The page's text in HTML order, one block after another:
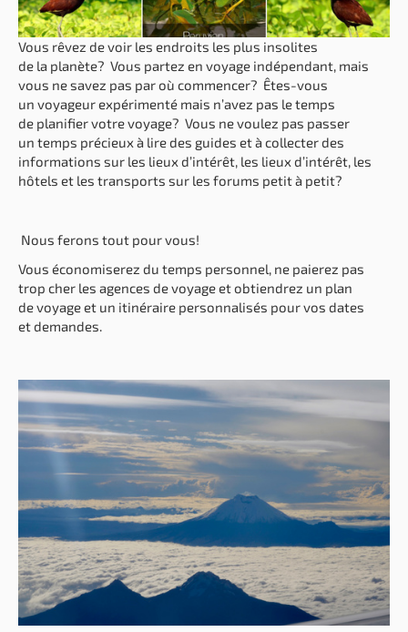
Vous rêvez de voir les endroits les plus insolites
de la planète? Vous partez en voyage indépendant, mais
vous ne savez pas par où commencer? Êtes-vous
un voyageur expérimenté mais n’avez pas le temps
de planifier votre voyage? Vous ne voulez pas passer
un temps précieux à lire des guides et à collecter des
informations sur les lieux d’intérêt, les lieux d’intérêt, les
hôtels et les transports sur les forums petit à petit?
Nous ferons tout pour vous!
Vous économiserez du temps personnel, ne paierez pas
trop cher les agences de voyage et obtiendrez un plan
de voyage et un itinéraire personnalisés pour vos dates
et demandes.